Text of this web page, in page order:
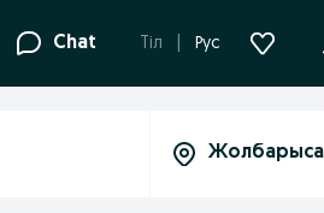
Chat Tіл Рус